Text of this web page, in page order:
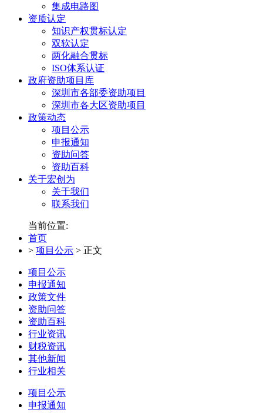
集成电路图
资质认定
知识产权贯标认定
双软认定
两化融合贯标
ISO体系认证
政府资助项目库
深圳市各部委资助项目
深圳市各大区资助项目
政策动态
项目公示
申报通知
资助问答
资助百科
关于宏创为
关于我们
联系我们
当前位置:
首页
> 项目公示 > 正文
项目公示
申报通知
政策文件
资助问答
资助百科
行业资讯
财税资讯
其他新闻
行业相关
项目公示
申报通知